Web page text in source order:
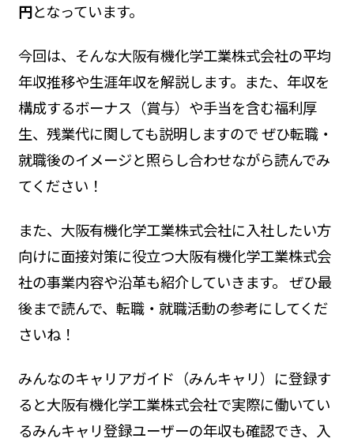
円となっています。
今回は、そんな大阪有機化学工業株式会社の平均
年収推移や生涯年収を解説します。また、年収を
構成するボーナス（賞与）や手当を含む福利厚
生、残業代に関しても説明しますので ぜひ転職・
就職後のイメージと照らし合わせながら読んでみ
てください！
また、大阪有機化学工業株式会社に入社したい方
向けに面接対策に役立つ大阪有機化学工業株式会
社の事業内容や沿革も紹介していきます。 ぜひ最
後まで読んで、転職・就職活動の参考にしてくだ
さいね！
みんなのキャリアガイド（みんキャリ）に登録す
ると大阪有機化学工業株式会社で実際に働いてい
るみんキャリ登録ユーザーの年収も確認でき、入